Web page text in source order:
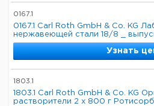
0167.1
0167.1 Carl Roth GmbH & Co. KG
нержавеющей стали 18/8 _
Узнать
1803.1
1803.1 Carl Roth GmbH & Co. KG
растворители 2 х 800 г Ротисорб